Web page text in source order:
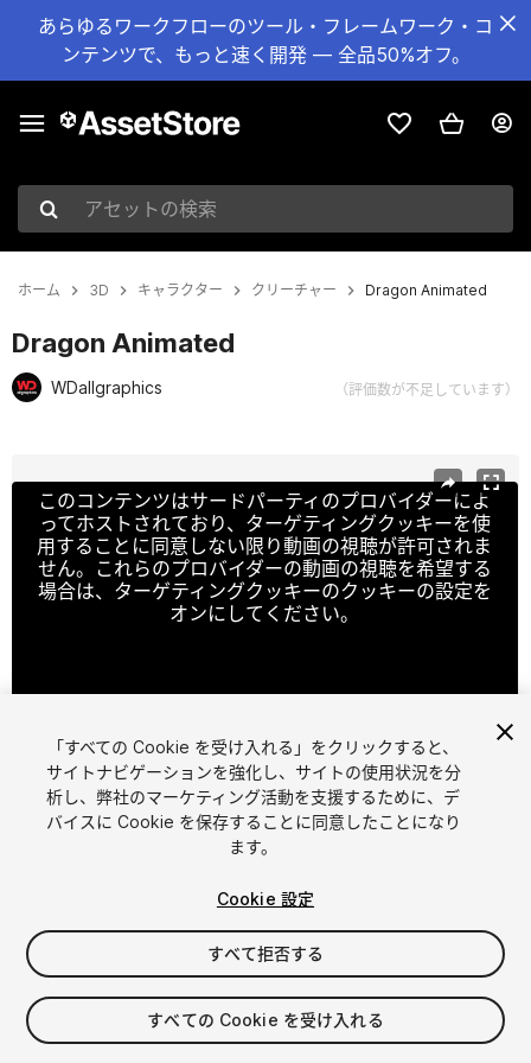
あらゆるワークフローのツール・フレームワーク・コ
ンテンツで、もっと速く開発 — 全品50%オフ。
アセットの検索
ホーム 3D キャラクター クリーチャー Dragon Animated
Dragon Animated
WDallgraphics （評価数が不足しています）
このコンテンツはサードパーティのプロバイダーによ
ってホストされており、ターゲティングクッキーを使
用することに同意しない限り動画の視聴が許可されま
せん。これらのプロバイダーの動画の視聴を希望する
場合は、ターゲティングクッキーのクッキーの設定を
オンにしてください。
1 /8
$14.99
消費税は決済時に計算されます
「すべての Cookie を受け入れる」をクリックすると、
サイトナビゲーションを強化し、サイトの使用状況を分
析し、弊社のマーケティング活動を支援するために、デ
バイスに Cookie を保存することに同意したことになり
ます。
Cookie 設定
すべて拒否する
すべての Cookie を受け入れる